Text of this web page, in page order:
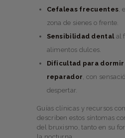
Cefaleas frecuentes ,
zona de sienes o frente.
Sensibilidad dental al
alimentos dulces.
Dificultad para dormir
reparador , con
despertar.
Guías clínicas y recursos
describen estos síntomas
del bruxismo, tanto en su